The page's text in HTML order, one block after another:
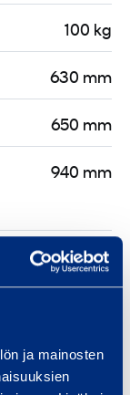
ja mainosten
100 kg
630 mm
650 mm
940 mm